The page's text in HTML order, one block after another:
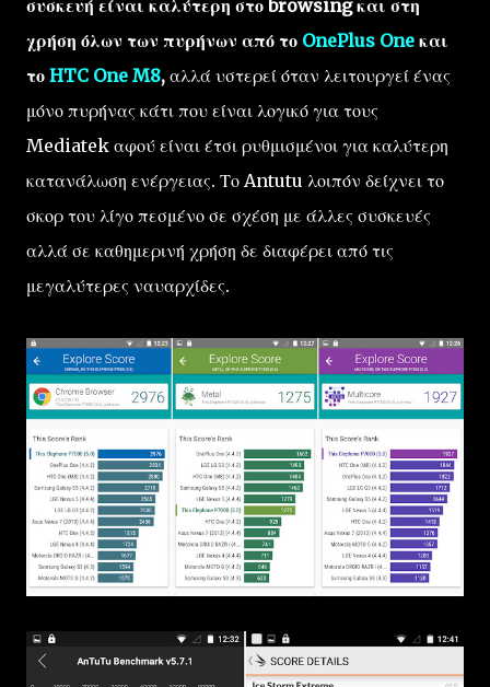
συσκευή είναι καλύτερη στο browsing και στη
χρήση όλων των πυρήνων από το OnePlus One και
το HTC One M8, αλλά υστερεί όταν λειτουργεί ένας
μόνο πυρήνας κάτι που είναι λογικό για τους
Mediatek αφού είναι έτσι ρυθμισμένοι για καλύτερη
κατανάλωση ενέργειας. Το Antutu λοιπόν δείχνει το
σκορ του λίγο πεσμένο σε σχέση με άλλες συσκευές
αλλά σε καθημερινή χρήση δε διαφέρει από τις
μεγαλύτερες ναυαρχίδες.